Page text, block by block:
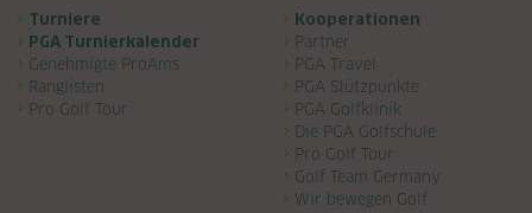
Turniere
PGA Turnierkalender
Genehmigte ProAms
Ranglisten
Pro Golf Tour
Kooperationen
Partner
PGA Travel
PGA Stützpunkte
PGA Golfklinik
Die PGA Golfschule
Pro Golf Tour
Golf Team Germany
Wir bewegen Golf